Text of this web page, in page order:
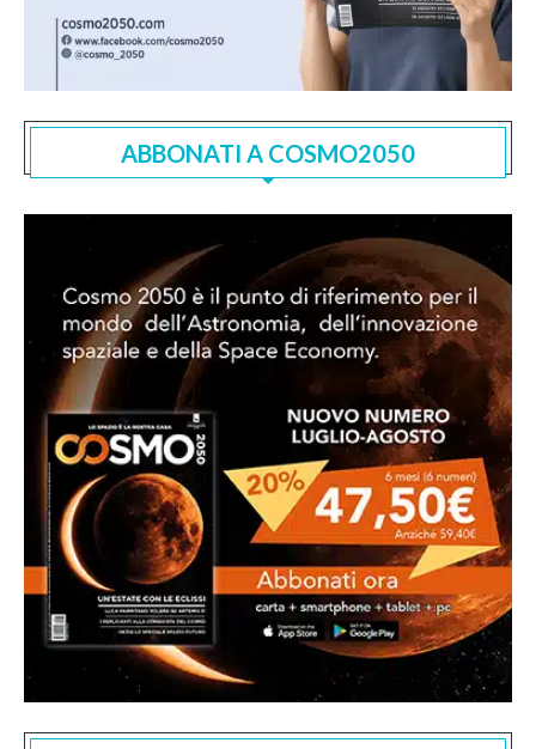
ABBONATI A COSMO2050